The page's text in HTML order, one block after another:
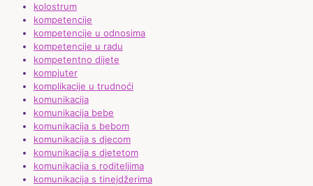
kolostrum
kompetencije
kompetencije u odnosima
kompetencije u radu
kompetentno dijete
kompjuter
komplikacije u trudnoći
komunikacija
komunikacija bebe
komunikacija s bebom
komunikacija s djecom
komunikacija s djetetom
komunikacija s roditeljima
komunikacija s tinejdžerima